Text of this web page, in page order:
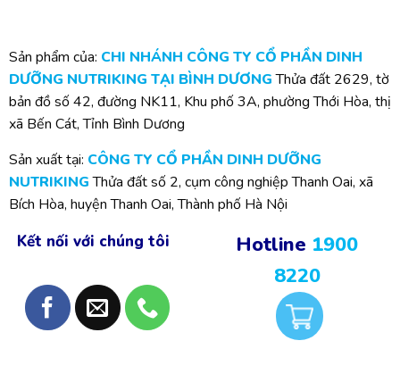
Sản phẩm của: CHI NHÁNH CÔNG TY CỔ PHẦN DINH
DƯỠNG NUTRIKING TẠI BÌNH DƯƠNGThửa đất 2629, tờ
bản đồ số 42, đường NK11, Khu phố 3A, phường Thới Hòa, thị
xã Bến Cát, Tỉnh Bình Dương
Sản xuất tại: CÔNG TY CỔ PHẦN DINH DƯỠNG
NUTRIKINGThửa đất số 2, cụm công nghiệp Thanh Oai, xã
Bích Hòa, huyện Thanh Oai, Thành phố Hà Nội
Kết nối với chúng tôi Hotline 1900
8220